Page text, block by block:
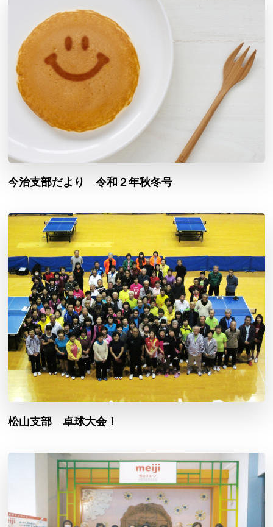
今治支部だより 令和２年秋冬号
松山支部 卓球大会！